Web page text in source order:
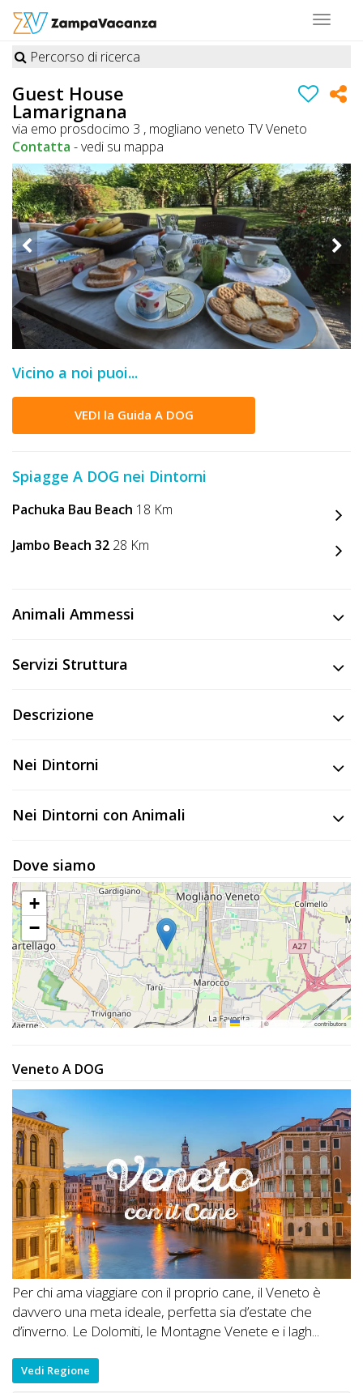
Toggle
STRUTTURE
A
DOG
LUOGHI
A
DOG
OFFERTE
A
DOG
A
SCONTO
Video
Lavora
con
Noi
Inserisci
Accedi
Registrati
Percorso di ricerca
Guest House
Lamarignana
via emo prosdocimo 3 , mogliano veneto TV Veneto
Contatta -vedi su mappa
Vicino a noi puoi...
VEDI la Guida A DOG
Spiagge A DOG nei Dintorni
Pachuka Bau Beach 18 Km
Jambo Beach 32 28 Km
Animali Ammessi
Servizi Struttura
Descrizione
Nei Dintorni
Nei Dintorni con Animali
Dove siamo
+
−
Leaflet |©OpenStreetMapcontributors
Veneto A DOG
Per chi ama viaggiare con il proprio cane, il Veneto è
davvero una meta ideale, perfetta sia d’estate che
d’inverno. Le Dolomiti, le Montagne Venete e i lagh...
Vedi Regione